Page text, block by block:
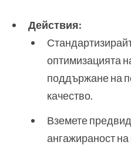
Действия:
оптимизацията
поддържане на
качество.
Вземете
ангажираност